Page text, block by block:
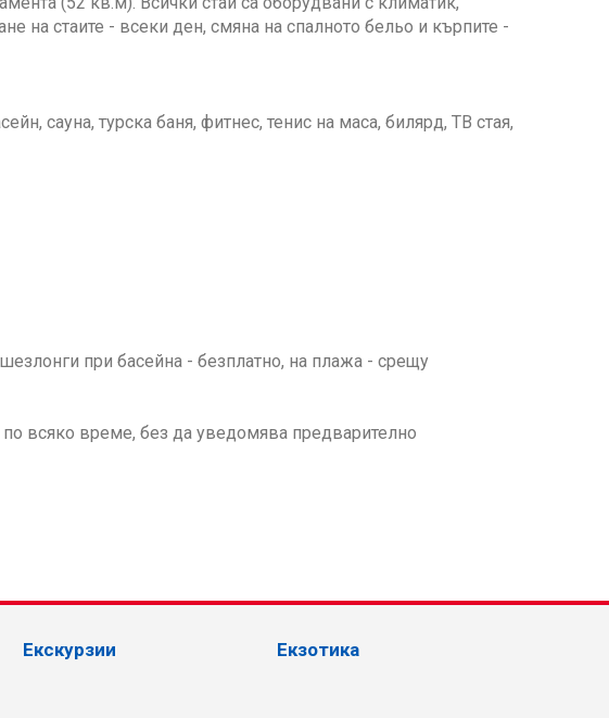
на стаите - всeки ден, смяна на спалното бельо и кърпите -
сауна, турска баня, фитнес, тенис на маса, билярд, ТВ стая,
при басейна - безплатно, на плажа - срещу
всяко време, без да уведомява предварително
Екскурзии Екзотика